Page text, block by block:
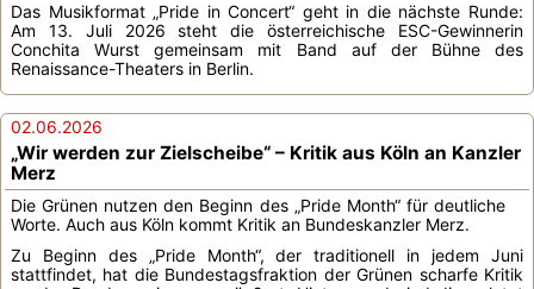
Das Musikformat „Pride in Concert“ geht in die nächste Runde:
Am 13. Juli 2026 steht die österreichische ESC-Gewinnerin
Conchita Wurst gemeinsam mit Band auf der Bühne des
Renaissance-Theaters in Berlin.
02.06.2026
„Wir werden zur Zielscheibe“ – Kritik aus Köln an Kanzler
Merz
Die Grünen nutzen den Beginn des „Pride Month“ für deutliche
Worte. Auch aus Köln kommt Kritik an Bundeskanzler Merz.
Zu Beginn des „Pride Month“, der traditionell in jedem Juni
stattfindet, hat die Bundestagsfraktion der Grünen scharfe Kritik